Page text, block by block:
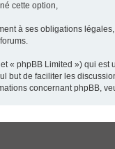
cette option,
à ses obligations
« phpBB Limited ») qui
but de faciliter les
concernant phpBB,